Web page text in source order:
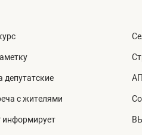
депутатские
с жителями